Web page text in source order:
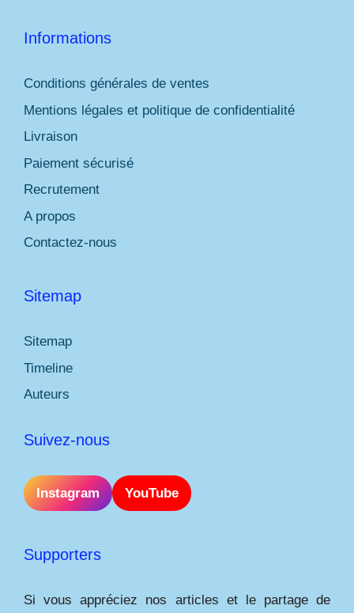
Informations
Conditions générales de ventes
Mentions légales et politique de confidentialité
Livraison
Paiement sécurisé
Recrutement
A propos
Contactez-nous
Sitemap
Sitemap
Timeline
Auteurs
Suivez-nous
Instagram YouTube
Supporters
Si vous appréciez nos articles et le partage de